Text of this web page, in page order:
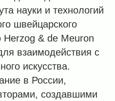
науки и технологий
швейцарского
Herzog & de Meuron
взаимодействия с
искусства.
в России,
создавшими